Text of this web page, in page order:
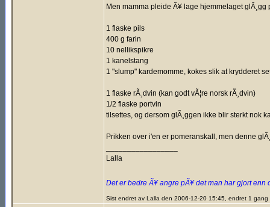
Men mamma pleide Ã¥ lage hjemmelaget
1 flaske pils
400 g farin
10 nellikspikre
1 kanelstang
1 "slump" kardemomme, kokes slik at krydderet
1 flaske rÃ¸dvin (kan godt vÃ¦re norsk rÃ¸dvin)
1/2 flaske portvin
tilsettes, og dersom glÃ¸ggen ikke blir sterkt nok
Prikken over i'en er pomeranskall, men denne
Lalla
Det er bedre Ã¥ angre pÃ¥ det man har gjort enn
Sist endret av Lalla den 2006-12-20 15:45, endret 1 gang